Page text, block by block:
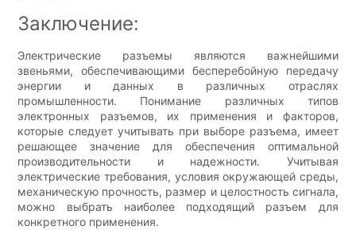
Заключение:
Электрические разъемы являются важнейшими
звеньями, обеспечивающими бесперебойную передачу
энергии и данных в различных отраслях
промышленности. Понимание различных типов
электронных разъемов, их применения и факторов,
которые следует учитывать при выборе разъема, имеет
решающее значение для обеспечения оптимальной
производительности и надежности. Учитывая
электрические требования, условия окружающей среды,
механическую прочность, размер и целостность сигнала,
можно выбрать наиболее подходящий разъем для
конкретного применения.